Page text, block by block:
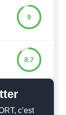
9
8.7
c’est